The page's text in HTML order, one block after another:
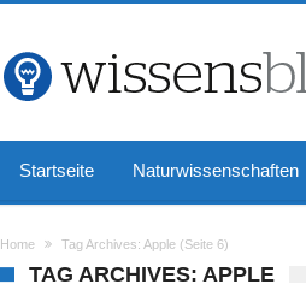
Startseite Naturwissenschaften
Home Tag Archives: Apple (Seite 6)
TAG ARCHIVES: APPLE